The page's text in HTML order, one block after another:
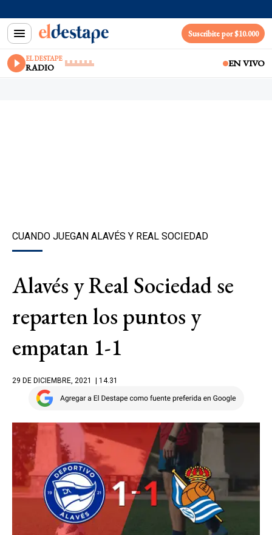
Suscribite por $10.000
EL DESTAPE
RADIO EN VIVO
CUANDO JUEGAN ALAVÉS Y REAL SOCIEDAD
Alavés y Real Sociedad se
reparten los puntos y
empatan 1-1
29 DE DICIEMBRE, 2021 | 14.31